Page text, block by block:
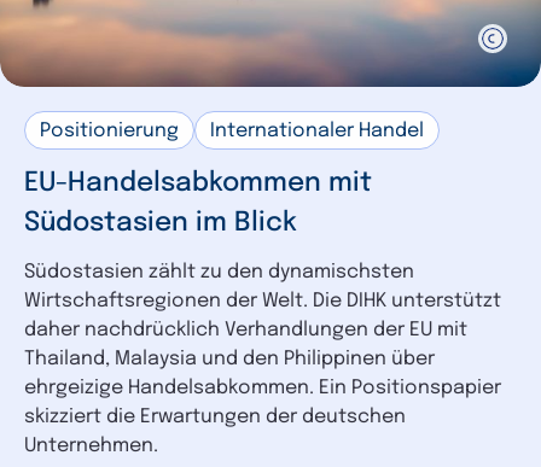
Positionierung Internationaler Handel
EU-Handelsabkommen mit
Südostasien im Blick
Südostasien zählt zu den dynamischsten
Wirtschaftsregionen der Welt. Die DIHK unterstützt
daher nachdrücklich Verhandlungen der EU mit
Thailand, Malaysia und den Philippinen über
ehrgeizige Handelsabkommen. Ein Positionspapier
skizziert die Erwartungen der deutschen
Unternehmen.